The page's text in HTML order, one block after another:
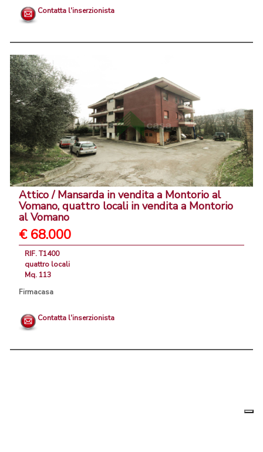
Contatta l'inserzionista
Attico / Mansarda in vendita a Montorio al
Vomano, quattro locali in vendita a Montorio
al Vomano
€ 68.000
RIF. T1400
quattro locali
Mq. 113
Firmacasa
Contatta l'inserzionista